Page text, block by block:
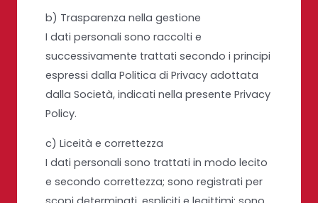
b) Trasparenza nella gestione
I dati personali sono raccolti e
successivamente trattati secondo i principi
espressi dalla Politica di Privacy adottata
dalla Società, indicati nella presente Privacy
Policy.
c) Liceità e correttezza
I dati personali sono trattati in modo lecito
e secondo correttezza; sono registrati per